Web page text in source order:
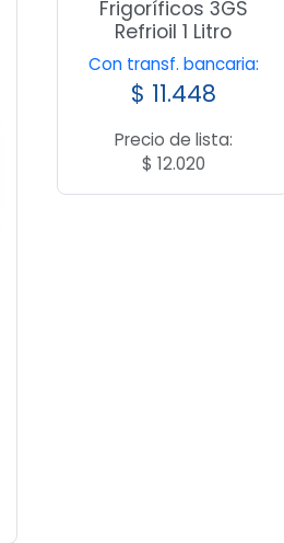
Frigoríficos 3GS
Refrioil 1 Litro
Con transf. bancaria:
$ 11.448
Precio de lista:
$ 12.020